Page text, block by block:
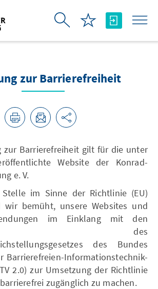
zur Barrierefreiheit
zur Barrierefreiheit gilt für die unter
Website der Konrad-
e. V.
im Sinne der Richtlinie (EU)
wir bemüht, unsere Websites und
im Einklang mit den
des
des Bundes
Barrierefreien-Informationstechnik-
2.0) zur Umsetzung der Richtlinie
zugänglich zu machen.